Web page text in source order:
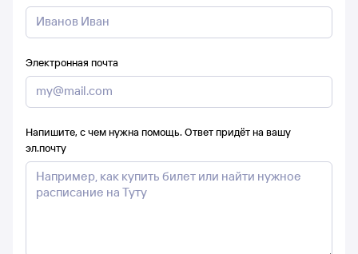
Электронная почта
Напишите, с чем нужна помощь. Ответ придёт на вашу
эл.почту